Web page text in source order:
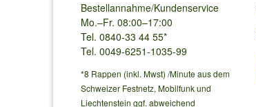
Bestellannahme/Kundenservice
Mo.–Fr. 08:00–17:00
Tel. 0840-33 44 55*
Tel. 0049-6251-1035-99
*8 Rappen (inkl. Mwst) /Minute aus dem
Schweizer Festnetz, Mobilfunk und
Liechtenstein ggf. abweichend